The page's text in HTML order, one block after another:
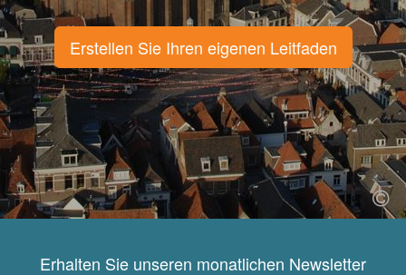
Erstellen Sie Ihren eigenen Leitfaden
Erhalten Sie unseren monatlichen Newsletter